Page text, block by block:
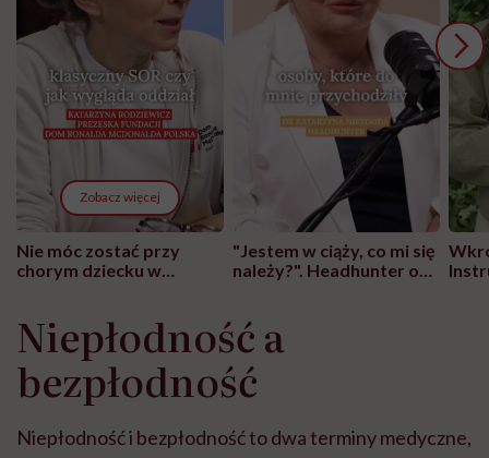
Zobacz więcej
Nie móc zostać przy
chorym dziecku w
może chyba tylko
głupota i brak
wyobraźni"
"Jestem w ciąży, co mi się
należy?". Headhunter o
pracy
Niepłodność a
bezpłodność
Niepłodność i bezpłodność to dwa terminy medyczne,